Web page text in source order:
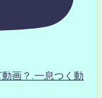
画？.一息つく動